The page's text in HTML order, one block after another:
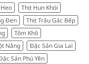
Thịt Hun Khói
Đen
Thịt Trâu Gác Bếp
Tôm Khô
Nắng
Đặc Sản Gia Lai
Sản Phú Yên